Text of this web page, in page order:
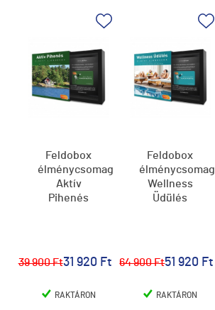
Feldobox
élménycsomag,
Aktív
Pihenés
39 900 Ft31 920 Ft
RAKTÁRON
Feldobox
élménycsomag,
Wellness
Üdülés
64 900 Ft51 920 Ft
RAKTÁRON